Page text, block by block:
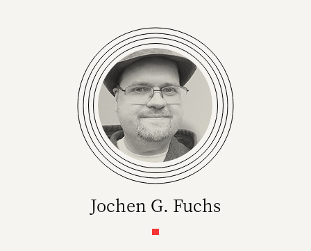
Jochen G. Fuchs